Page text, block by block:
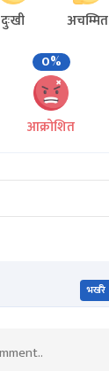
दुःखी अचम्मित
0%
आक्रोशित
भर्खरै